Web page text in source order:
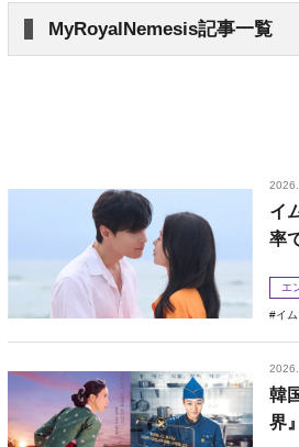
MyRoyalNemesis記事一覧
イ
率
エ
イ
韓
界